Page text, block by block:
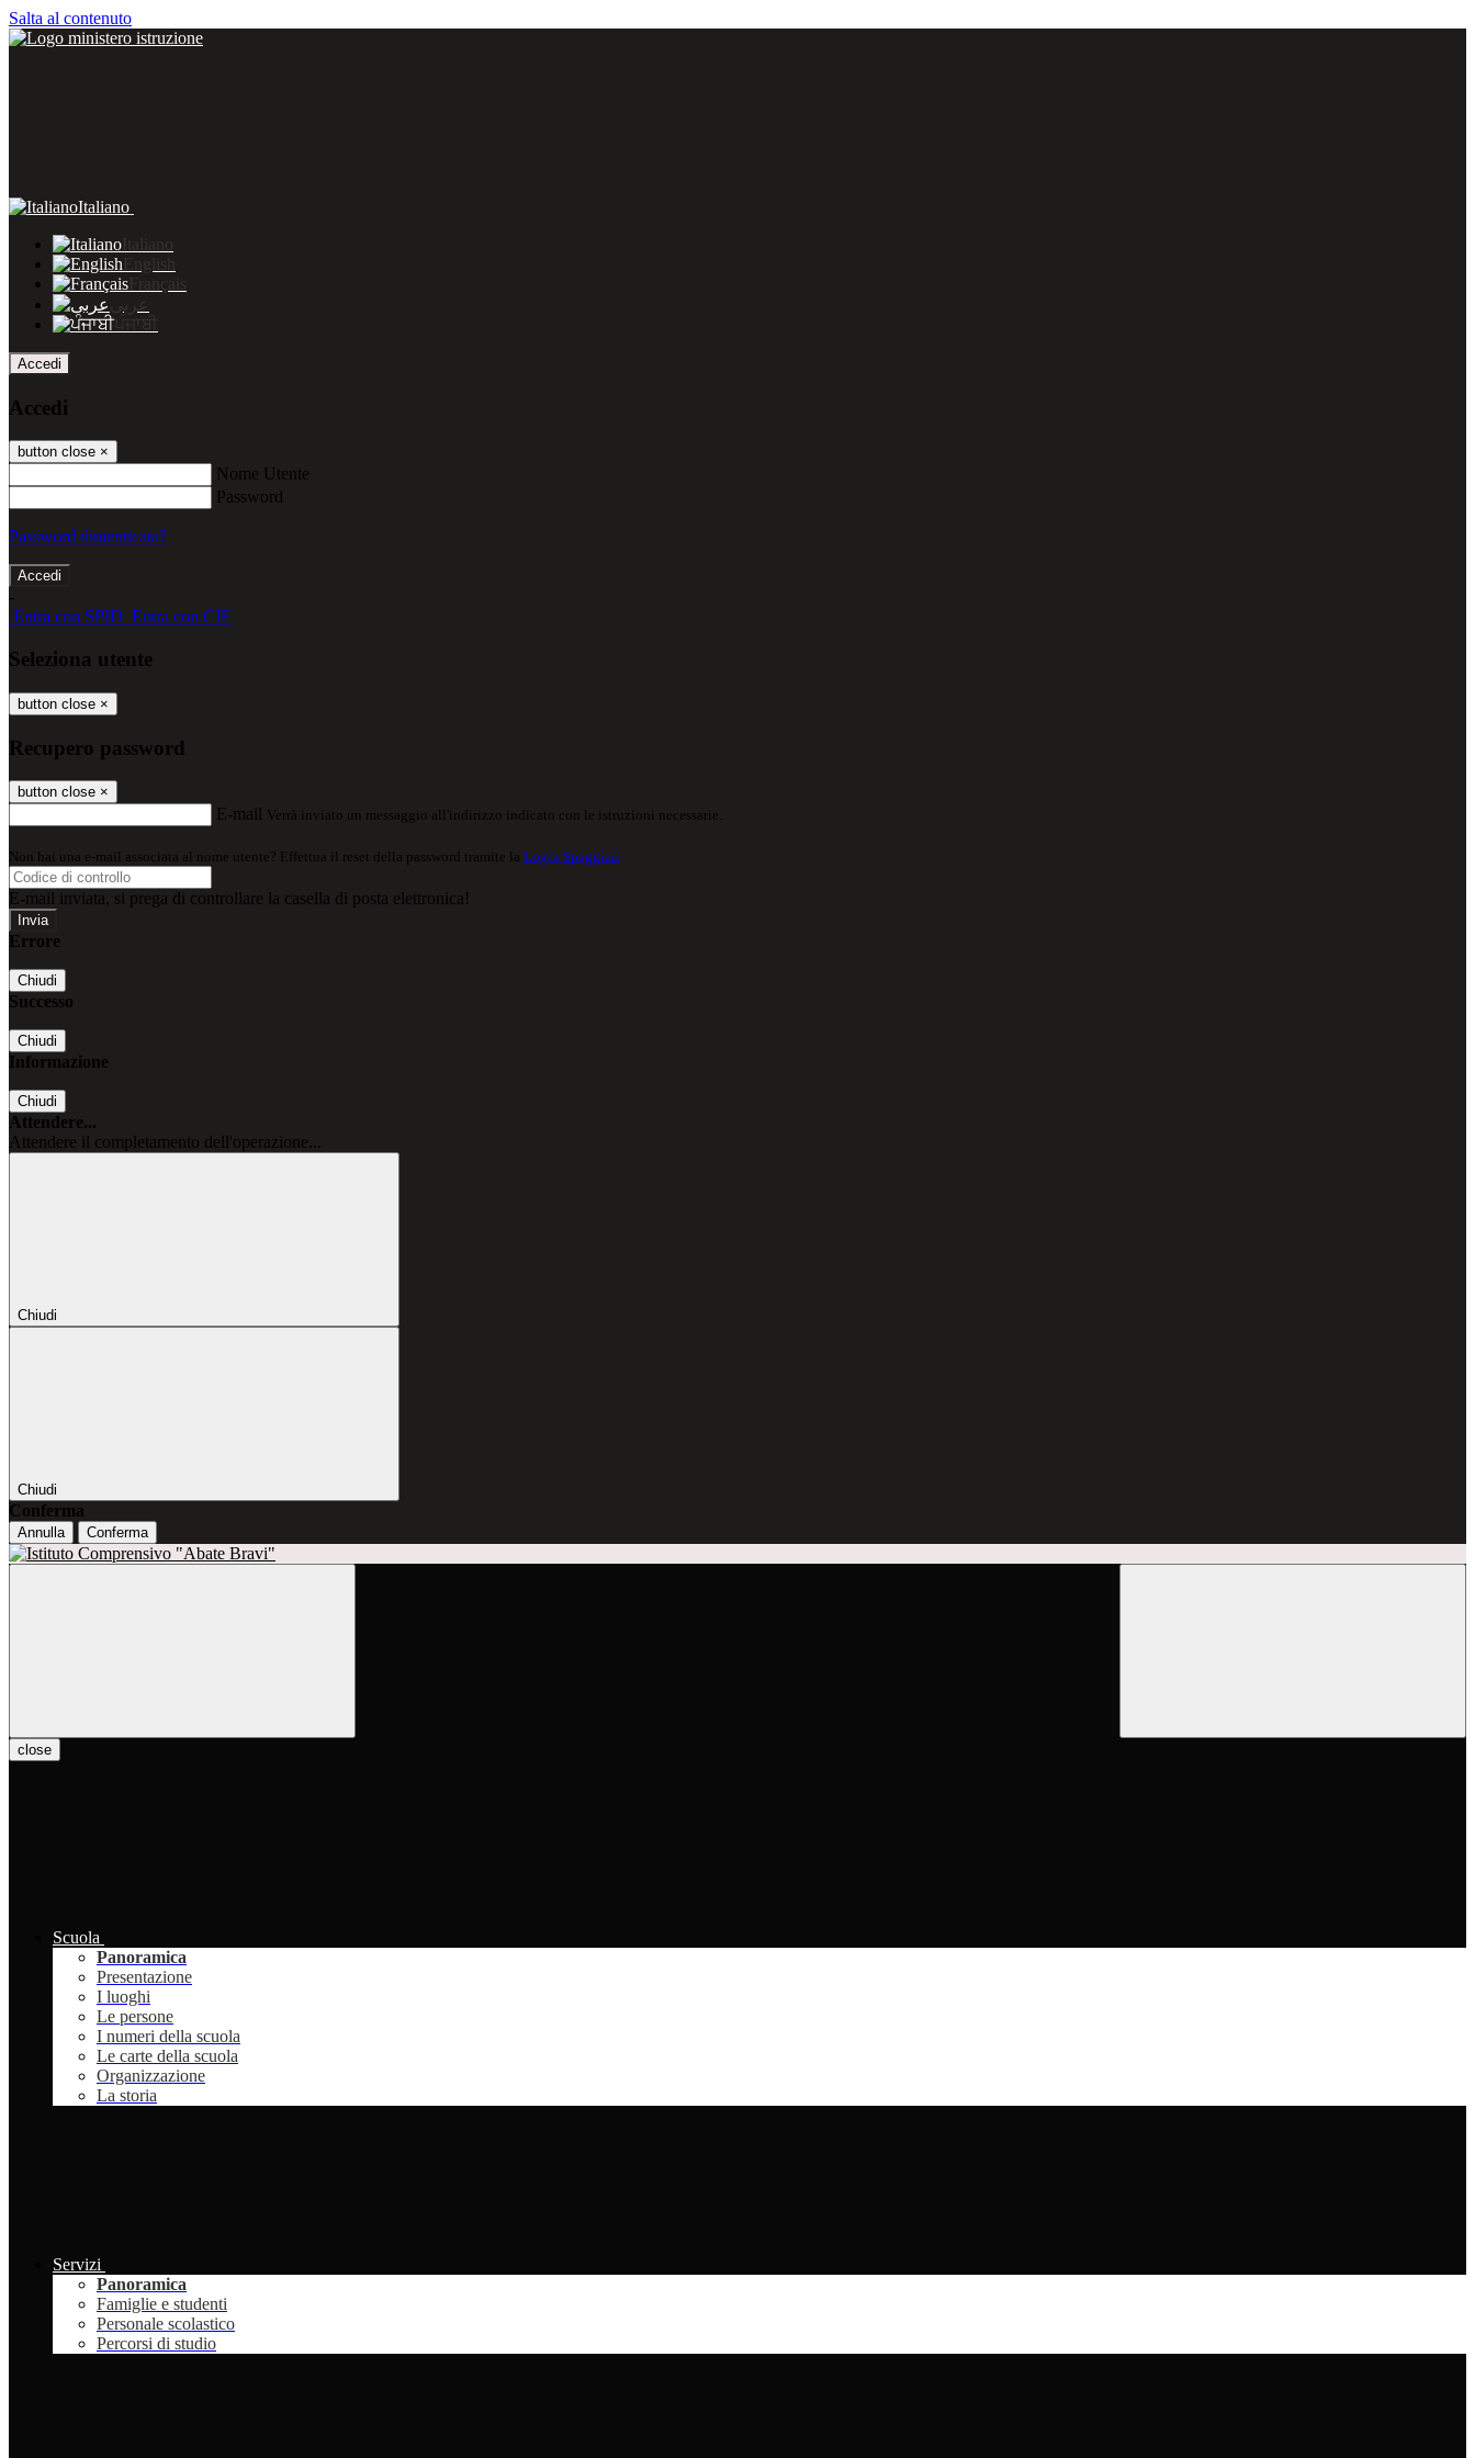
Salta al contenuto
Italiano
Italiano
English
Français
عربى
ਪੰਜਾਬੀ
Accedi
Accedi
button close ×
Nome Utente
Password
Password dimenticata?
-
Entra con SPID Entra con CIE
Seleziona utente
button close ×
Recupero password
button close ×
E-mail Verrà inviato un messaggio all'indirizzo indicato con le istruzioni necessarie.
Non hai una e-mail associata al nome utente? Effettua il reset della password tramite la Login Spaggiari
E-mail inviata, si prega di controllare la casella di posta elettronica!
Errore
Chiudi
Successo
Chiudi
Informazione
Chiudi
Attendere...
Attendere il completamento dell'operazione...
Chiudi
Chiudi
Conferma
Annulla Conferma
close
Scuola
Panoramica
Presentazione
I luoghi
Le persone
I numeri della scuola
Le carte della scuola
Organizzazione
La storia
Servizi
Panoramica
Famiglie e studenti
Personale scolastico
Percorsi di studio